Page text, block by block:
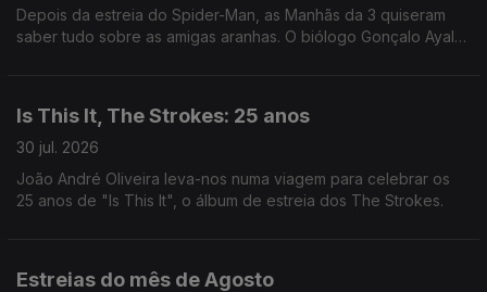
Depois da estreia do Spider-Man, as Manhãs da 3 quiseram
saber tudo sobre as amigas aranhas. O biólogo Gonçalo Ayala
Is This It, The Strokes: 25 anos
30 jul. 2026
João André Oliveira leva-nos numa viagem para celebrar os
25 anos de "Is This It", o álbum de estreia dos The Strokes.
Estreias do mês de Agosto